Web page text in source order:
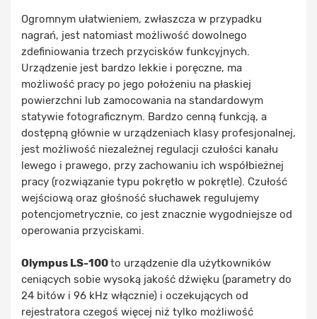
Ogromnym ułatwieniem, zwłaszcza w przypadku
nagrań, jest natomiast możliwość dowolnego
zdefiniowania trzech przycisków funkcyjnych.
Urządzenie jest bardzo lekkie i poręczne, ma
możliwość pracy po jego położeniu na płaskiej
powierzchni lub zamocowania na standardowym
statywie fotograficznym. Bardzo cenną funkcją, a
dostępną głównie w urządzeniach klasy profesjonalnej,
jest możliwość niezależnej regulacji czułości kanału
lewego i prawego, przy zachowaniu ich współbieżnej
pracy (rozwiązanie typu pokrętło w pokrętle). Czułość
wejściową oraz głośność słuchawek regulujemy
potencjometrycznie, co jest znacznie wygodniejsze od
operowania przyciskami.
Olympus LS-100to urządzenie dla użytkowników
ceniących sobie wysoką jakość dźwięku (parametry do
24 bitów i 96 kHz włącznie) i oczekujących od
rejestratora czegoś więcej niż tylko możliwość